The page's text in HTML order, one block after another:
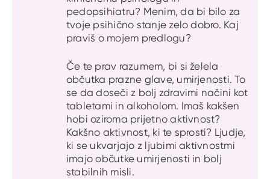
pedopsihiatru? Menim, da bi bilo za
tvoje psihično stanje zelo dobro. Kaj
praviš o mojem predlogu?
Če te prav razumem, bi si želela
občutka prazne glave, umirjenosti. To
se da doseči z bolj zdravimi načini kot
tabletami in alkoholom. Imaš kakšen
hobi oziroma prijetno aktivnost?
Kakšno aktivnost, ki te sprosti? Ljudje,
ki se ukvarjajo z ljubimi aktivnostmi
imajo občutke umirjenosti in bolj
stabilnih misli.